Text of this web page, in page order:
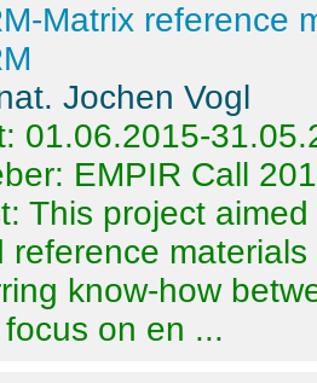
Matrix reference
Jochen Vogl
01.06.2015-
EMPIR Call
This project
reference
know-how
on en ...